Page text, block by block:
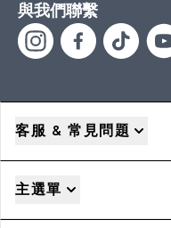
與我們聯繫
客服 & 常見問題
主選單